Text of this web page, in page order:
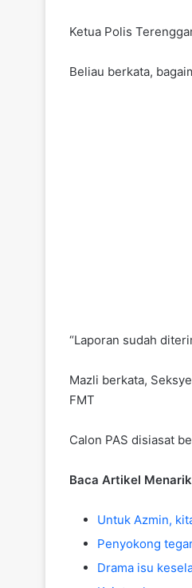
Ketua Polis
Beliau berkata,
“Laporan sudah
Mazli berkata,
FMT
Calon PAS disiasat
Baca Artikel
Untuk Azmin,
Penyokong
Drama isu